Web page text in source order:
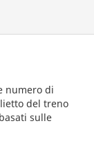
numero di
del treno
sulle